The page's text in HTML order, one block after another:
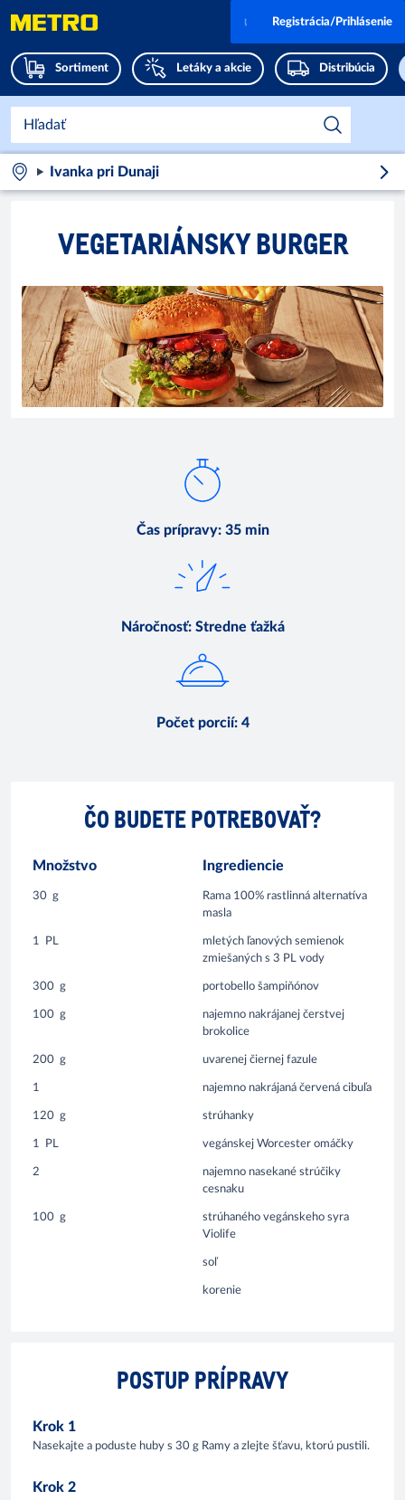
Sortiment Letáky a akcie Distribúcia
Registrácia/Prihlásenie
Ivanka pri Dunaji
VEGETARIÁNSKY BURGER
Čas prípravy: 35 min
Náročnosť: Stredne ťažká
Počet porcií: 4
ČO BUDETE POTREBOVAŤ?
Množstvo Ingrediencie
30 g
Rama 100% rastlinná alternatíva
masla
1 PL
mletých ľanových semienok
zmiešaných s 3 PL vody
300 g portobello šampiňónov
100 g
najemno nakrájanej čerstvej
brokolice
200 g uvarenej čiernej fazule
1 najemno nakrájaná červená cibuľa
120 g strúhanky
1 PL vegánskej Worcester omáčky
2
najemno nasekané strúčiky
cesnaku
100 g
strúhaného vegánskeho syra
Violife
soľ
korenie
POSTUP PRÍPRAVY
Krok 1
Nasekajte a poduste huby s 30 g Ramy a zlejte šťavu, ktorú pustili.
Krok 2